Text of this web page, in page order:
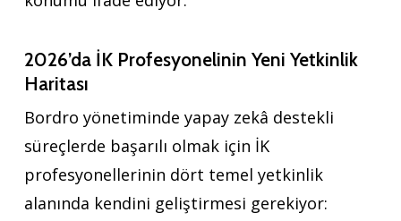
2026’da İK Profesyonelinin Yeni Yetkinlik
Haritası
Bordro yönetiminde yapay zekâ destekli
süreçlerde başarılı olmak için İK
profesyonellerinin dört temel yetkinlik
alanında kendini geliştirmesi gerekiyor: